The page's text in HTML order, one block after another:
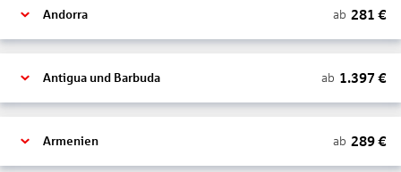
Andorra ab 281 €
Antigua und Barbuda ab 1.397 €
Armenien ab 289€